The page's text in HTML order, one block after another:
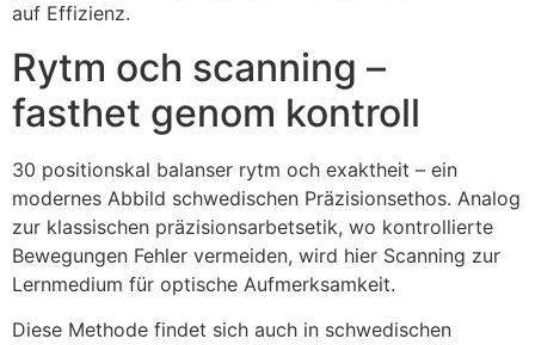
auf Effizienz.
Rytm och scanning –
fasthet genom kontroll
30 positionskal balanser rytm och exaktheit – ein
modernes Abbild schwedischen Präzisionsethos. Analog
zur klassischen präzisionsarbetsetik, wo kontrollierte
Bewegungen Fehler vermeiden, wird hier Scanning zur
Lernmedium für optische Aufmerksamkeit.
Diese Methode findet sich auch in schwedischen